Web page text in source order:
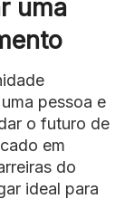
uma
pessoa e
o futuro de
em
do
ideal para